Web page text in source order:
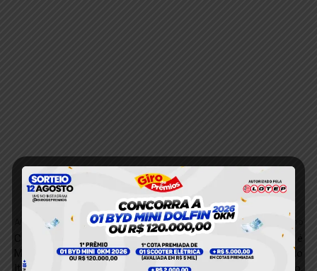
Construção do Estádio
Municipal é retomada em
Vídeo: Peça de moto é
furtada enquanto o veículo